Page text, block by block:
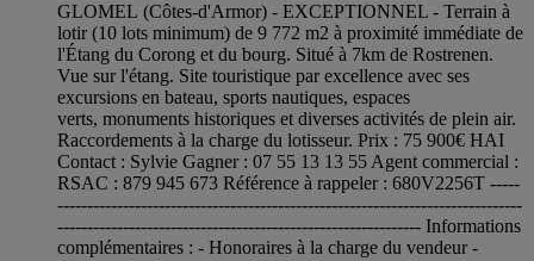
GLOMEL (Côtes-d'Armor) - EXCEPTIONNEL - Terrain à
lotir (10 lots minimum) de 9 772 m2 à proximité immédiate de
l'Étang du Corong et du bourg. Situé à 7km de Rostrenen.
Vue sur l'étang. Site touristique par excellence avec ses
excursions en bateau, sports nautiques, espaces
verts, monuments historiques et diverses activités de plein air.
Raccordements à la charge du lotisseur. Prix : 75 900€ HAI
Contact : Sylvie Gagner : 07 55 13 13 55 Agent commercial :
RSAC : 879 945 673 Référence à rappeler : 680V2256T -----
------------------------------------------------------------------------------
------------------------------------------------------------- Informations
complémentaires : - Honoraires à la charge du vendeur -